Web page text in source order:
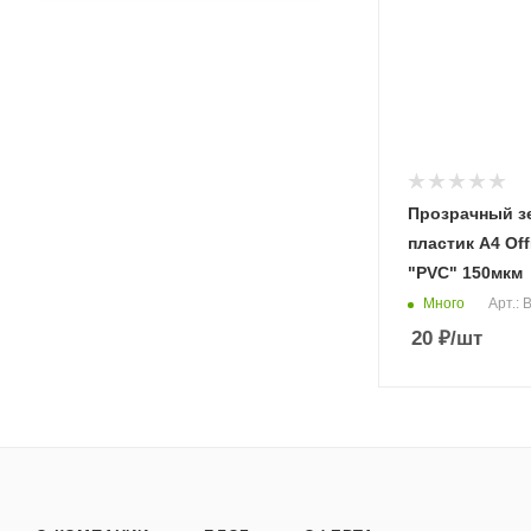
Прозрачный
пластик А4
"PVC" 150мкм
Много Арт.:
20 ₽/шт